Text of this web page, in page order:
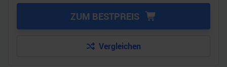
ZUM BESTPREIS
Vergleichen